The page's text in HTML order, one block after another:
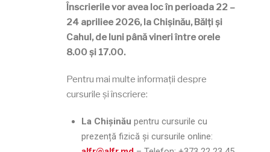
Înscrierile vor avea loc în perioada 22 –
24 apriliee 2026, la Chișinău, Bălți şi
Cahul, de luni până vineri între orele
8.00 și 17.00.
Pentru mai multe informații despre
cursurile și înscriere:
La Chișinău pentru cursurile cu
prezență fizică și cursurile online: